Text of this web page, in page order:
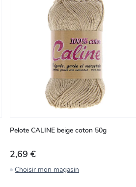
Pelote CALINE beige coton 50g
2,69 €
Choisir mon magasin